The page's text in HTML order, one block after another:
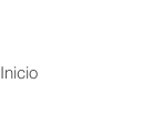
Inicio